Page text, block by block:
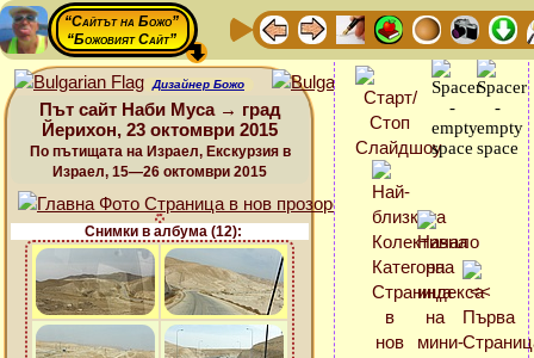
“Сайтът на Божо”
“Божовият Сайт”
Дизайнер Божо
Път сайт Наби Муса → град
Йерихон, 23 октомври 2015
По пътищата на Израел, Екскурзия в
Израел, 15—26 октомври 2015
Снимки в албума (12):